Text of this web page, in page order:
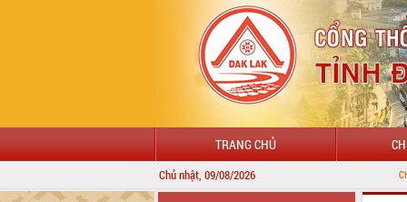
TRANG CHỦ
Chủ nhật, 09/08/2026 CHÀO MỪNG ĐẾN